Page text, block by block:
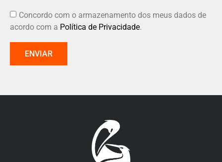
Concordo com o armazenamento dos meus dados de
acordo com a Política de Privacidade.
ENVIAR